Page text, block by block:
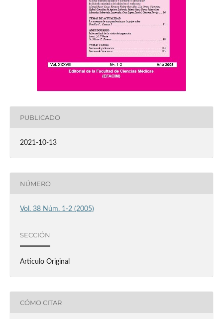
PUBLICADO
2021-10-13
NÚMERO
Vol. 38 Núm. 1-2 (2005)
SECCIÓN
Articulo Original
CÓMO CITAR